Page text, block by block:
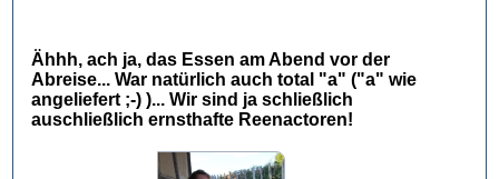
Ähhh, ach ja, das Essen am Abend vor der
Abreise... War natürlich auch total "a" ("a" wie
angeliefert ;-) )... Wir sind ja schließlich
auschließlich ernsthafte Reenactoren!